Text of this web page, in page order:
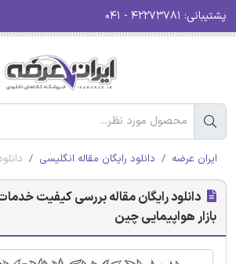
پشتیبانی:
ایران عرضه دانلود رایگان مقاله انگلیسی
دانلود رایگان مقاله بررسی کیفیت
بازار هواپیمایی چین